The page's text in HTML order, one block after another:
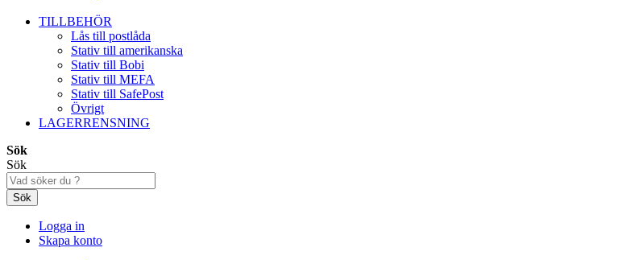
TILLBEHÖR
Lås till postlåda
Stativ till amerikanska
Stativ till Bobi
Stativ till MEFA
Stativ till SafePost
Övrigt
LAGERRENSNING
Sök
Sök
Sök
Logga in
Skapa konto